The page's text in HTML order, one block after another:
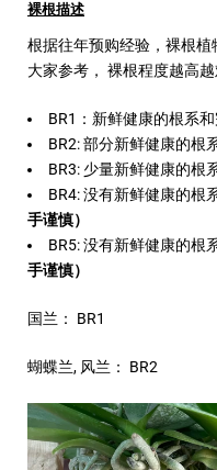
裸根描述
根据往年预购经验，裸根植
大家参考， 裸根程度越高
BR1：新鲜健康的根系
BR2: 部分新鲜健康的根
BR3: 少量新鲜健康的根
BR4: 没有新鲜健康的根
手谨慎）
BR5: 没有新鲜健康的根
手谨慎）
国兰： BR1
蝴蝶兰, 风兰： BR2